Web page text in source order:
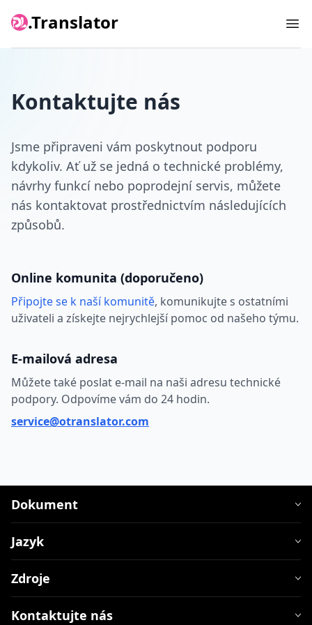
.Translator
Kontaktujte nás
Jsme připraveni vám poskytnout podporu
kdykoliv. Ať už se jedná o technické problémy,
návrhy funkcí nebo poprodejní servis, můžete
nás kontaktovat prostřednictvím následujících
způsobů.
Online komunita (doporučeno)
Připojte se k naší komunitě, komunikujte s ostatními
uživateli a získejte nejrychlejší pomoc od našeho týmu.
E-mailová adresa
Můžete také poslat e-mail na naši adresu technické
podpory. Odpovíme vám do 24 hodin.
service@otranslator.com
Dokument
Jazyk
Zdroje
Kontaktujte nás